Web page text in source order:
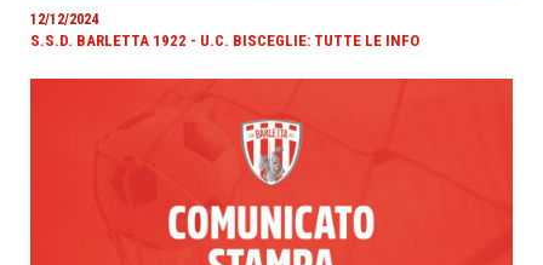
12/12/2024
S.S.D. BARLETTA 1922 - U.C. BISCEGLIE: TUTTE LE INFO